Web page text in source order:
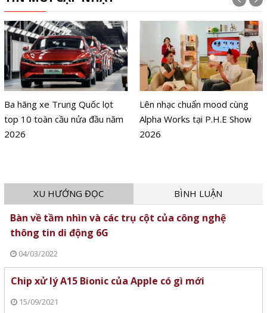
Ba hãng xe Trung Quốc lọt
top 10 toàn cầu nửa đầu năm
2026
Lên nhạc chuẩn mood cùng
Alpha Works tại P.H.E Show
2026
XU HƯỚNG ĐỌC BÌNH LUẬN
Bàn về tầm nhìn và các trụ cột của công nghệ
thông tin di động 6G
04/03/2022
Chip xử lý A15 Bionic của Apple có gì mới
15/09/2021